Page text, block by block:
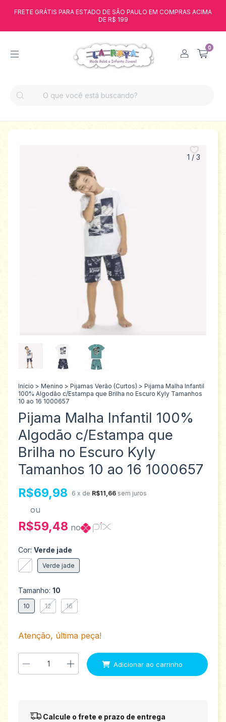
FRETE GRÁTIS PARA ESTADO DE SÃO PAULO EM COMPRAS ACIMA
DE R$ 199
0
1 / 3
Início > Menino > Pijamas Verão (Curtos) > Pijama Malha Infantil
100% Algodão c/Estampa que Brilha no Escuro Kyly Tamanhos
10 ao 16 1000657
Pijama Malha Infantil 100%
Algodão c/Estampa que
Brilha no Escuro Kyly
Tamanhos 10 ao 16 1000657
R$69,98 6 x de R$11,66 sem juros
ou
R$59,48 no
Cor: Verde jade
Verde jade
Tamanho: 10
10 12 16
Atenção, última peça!
Entregas para o CEP: Alterar CEP
Calcule o frete e prazo de entrega